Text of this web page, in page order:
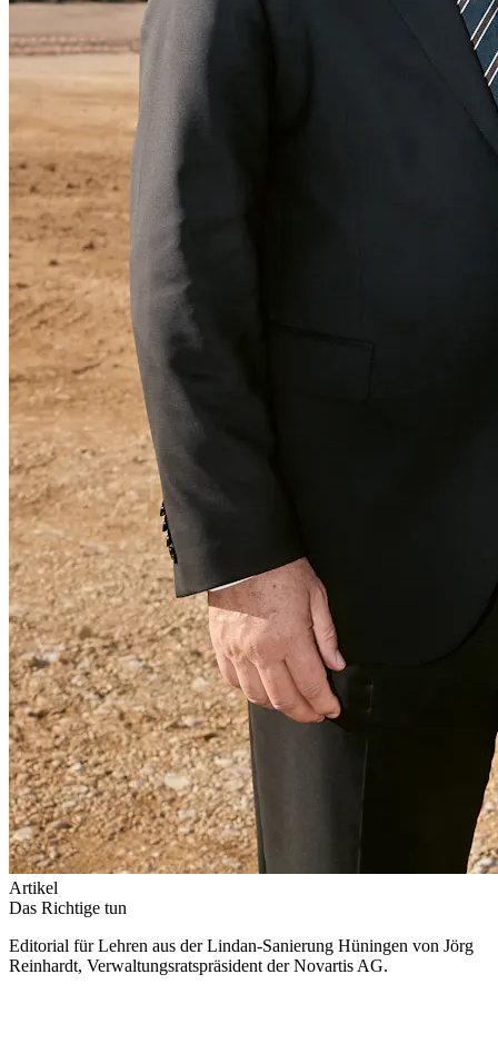
Artikel
Das Richtige tun
Editorial für Lehren aus der Lindan-Sanierung Hüningen von Jörg
Reinhardt, Verwaltungsratspräsident der Novartis AG.